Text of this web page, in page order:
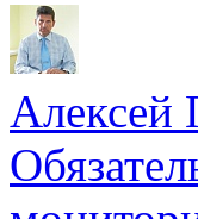
Алексей